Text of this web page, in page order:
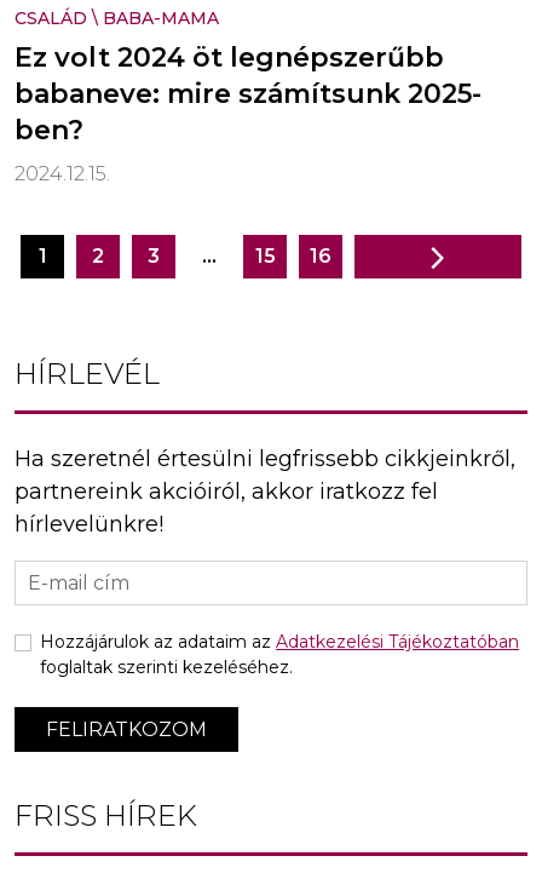
CSALÁD \ BABA-MAMA
Ez volt 2024 öt legnépszerűbb
babaneve: mire számítsunk 2025-
ben?
2024.12.15.
Bejegyzés
1 2 3 … 15 16
HÍRLEVÉL
Ha szeretnél értesülni legfrissebb cikkjeinkről,
partnereink akcióiról, akkor iratkozz fel
hírlevelünkre!
FELIRATKOZOM
Hozzájárulok az adataim az Adatkezelési Tájékoztatóban
foglaltak szerinti kezeléséhez.
FRISS HÍREK